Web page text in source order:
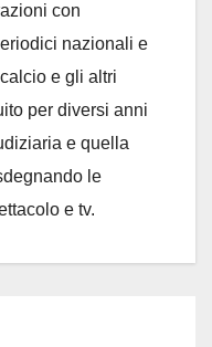
con
nazionali e
e gli altri
per diversi anni
e quella
le
e tv.